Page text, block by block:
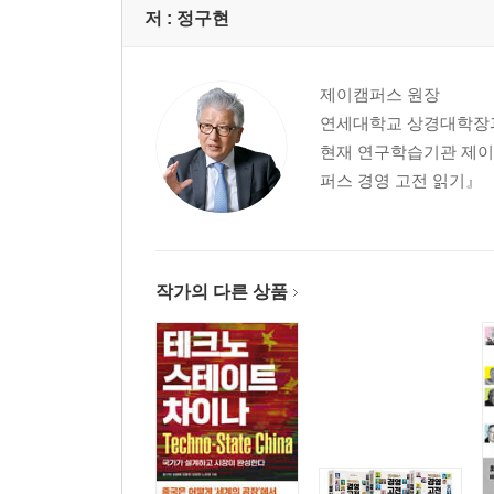
동아시아는 새로운 성장동력
제조업 강국이 경제 강국이다
초연결사회의 승자는 개인과 소기업
성장 지향적 세제와 인센티브 강화
서비스산업이 영세할 수밖에 없는 이유
서비스산업을 제3의 성장 기둥으로
경제의 서비스화를 주도하는 지식기반형 서비스업
삶의 질 향상을 위한 사회서비스업
아시아의 문화 중심으로 성장할 펀산업
PART 3 경제제도 개선하기
저 : 정구현
제이캠퍼스 원장
연세대학교 상경대학
현재 연구학습기관 제
퍼스 경영 고전 읽기』
작가의 다른 상품